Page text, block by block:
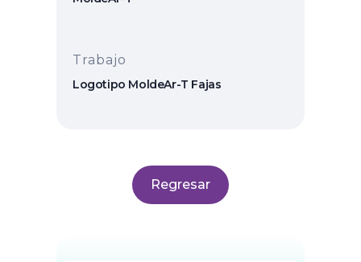
Trabajo
Logotipo MoldeAr-T Fajas
Regresar